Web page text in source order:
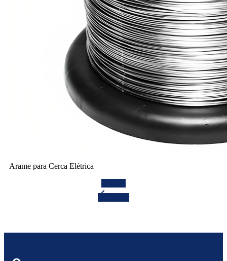
Arame para Cerca Elétrica
arrow_back